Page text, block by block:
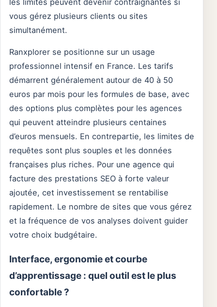
les limites peuvent devenir contraignantes si
vous gérez plusieurs clients ou sites
simultanément.
Ranxplorer se positionne sur un usage
professionnel intensif en France. Les tarifs
démarrent généralement autour de 40 à 50
euros par mois pour les formules de base, avec
des options plus complètes pour les agences
qui peuvent atteindre plusieurs centaines
d’euros mensuels. En contrepartie, les limites de
requêtes sont plus souples et les données
françaises plus riches. Pour une agence qui
facture des prestations SEO à forte valeur
ajoutée, cet investissement se rentabilise
rapidement. Le nombre de sites que vous gérez
et la fréquence de vos analyses doivent guider
votre choix budgétaire.
Interface, ergonomie et courbe
d’apprentissage : quel outil est le plus
confortable ?